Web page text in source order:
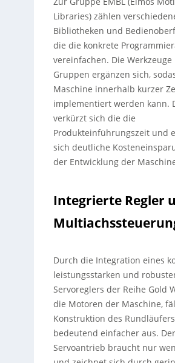
Libraries) zählen
Bibliotheken und
die die konkrete
vereinfachen. Die
Gruppen ergänzen sich,
Maschine innerhalb kurzer
implementiert werden kann.
verkürzt sich die die
Produkteinführungszeit und
sich deutliche
der Entwicklung der
Integrierte Regler
Durch die Integration eines
leistungsstarken und
Servoreglers der Reihe Gold
die Motoren der Maschine,
Konstruktion des Rundläufers
bedeutend einfacher aus. Der
Servoantrieb braucht nur